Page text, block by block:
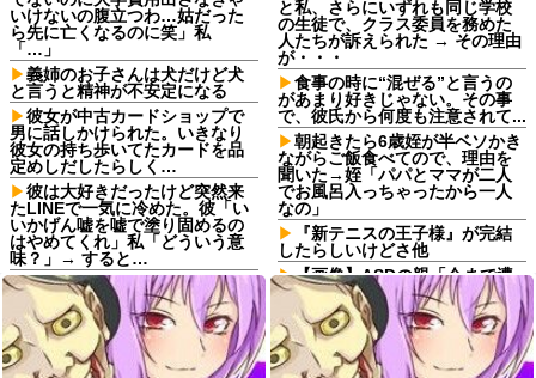
いけないの腹立つわ…姑だった
ら先に亡くなるのに笑」私
「…」
義姉のお子さんは犬だけど犬
と言うと精神が不安定になる
彼女が中古カードショップで
男に話しかけられた。いきなり
彼女の持ち歩いてたカードを品
定めしだしたらしく…
彼は大好きだったけど突然来
たLINEで一気に冷めた。彼「い
いかげん嘘を嘘で塗り固めるの
はやめてくれ」私「どういう意
味？」→ すると…
独身引きこもり兄がSNSで
「私の妻はインド人で起業家だ
が“日本人女性は男に甘えてい
る”と言っています。日本に女性
差別はありません」って発信し
たら...
と私、さらにいずれも同じ学校
の生徒で、クラス委員を務めた
人たちが訴えられた → その理由
が・・・
食事の時に“混ぜる”と言うの
があまり好きじゃない。その事
で、彼氏から何度も注意されて...
朝起きたら6歳姪が半ベソかき
ながらご飯食べてので、理由を
聞いた→姪「パパとママが二人
でお風呂入っちゃったから一人
なの」
『新テニスの王子様』が完結
したらしいけどさ他
【画像】ASDの親「今まで遭
遇してきたこの髪質の男、
100%ASDだわ！」ﾊﾟｼｬ!!
【画像】ASDの親「今まで遭
遇してきたこの髪質の男、
100%ASDだわ！」ﾊﾟｼｬ!!